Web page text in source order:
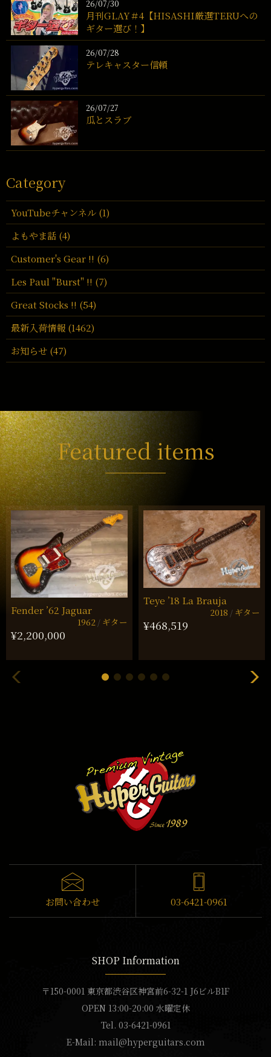
26/07/30
月刊GLAY＃4【HISASHI厳選TERUへの
ギター選び！】
26/07/28
テレキャスター信頼
26/07/27
瓜とスラブ
Category
YouTubeチャンネル (1)
よもやま話 (4)
Customer's Gear !! (6)
Les Paul "Burst" !! (7)
Great Stocks !! (54)
最新入荷情報 (1462)
お知らせ (47)
Featured items
Fender ’62 Jaguar
1962 ギター
¥2,200,000
Teye ’18 La Brauja
2018 ギター
¥468,519
お問い合わせ 03-6421-0961
SHOP Information
〒150-0001 東京都渋谷区神宮前6-32-1 J6ビルB1F
OPEN 13:00-20:00 水曜定休
Tel. 03-6421-0961
E-Mail: mail@hyperguitars.com